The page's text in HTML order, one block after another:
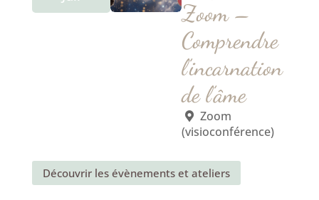
Zoom –
Comprendre
l’incarnation
de l’âme
Zoom
(visioconférence)
Découvrir les évènements et ateliers